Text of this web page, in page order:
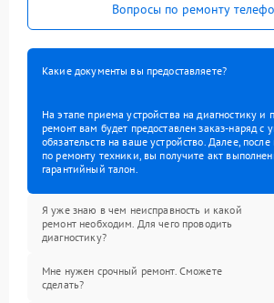
Вопросы по ремонту
Какие документы вы предоставляете?
На этапе приема устройства на диагностику и
ремонт вам будет предоставлен заказ-наряд с
обязательств на ваше устройство. Далее,
по ремонту техники, вы получите акт
гарантийный талон.
Я уже знаю в чем неисправность и какой
ремонт необходим. Для чего проводить
диагностику?
Мне нужен срочный ремонт. Сможете
сделать?